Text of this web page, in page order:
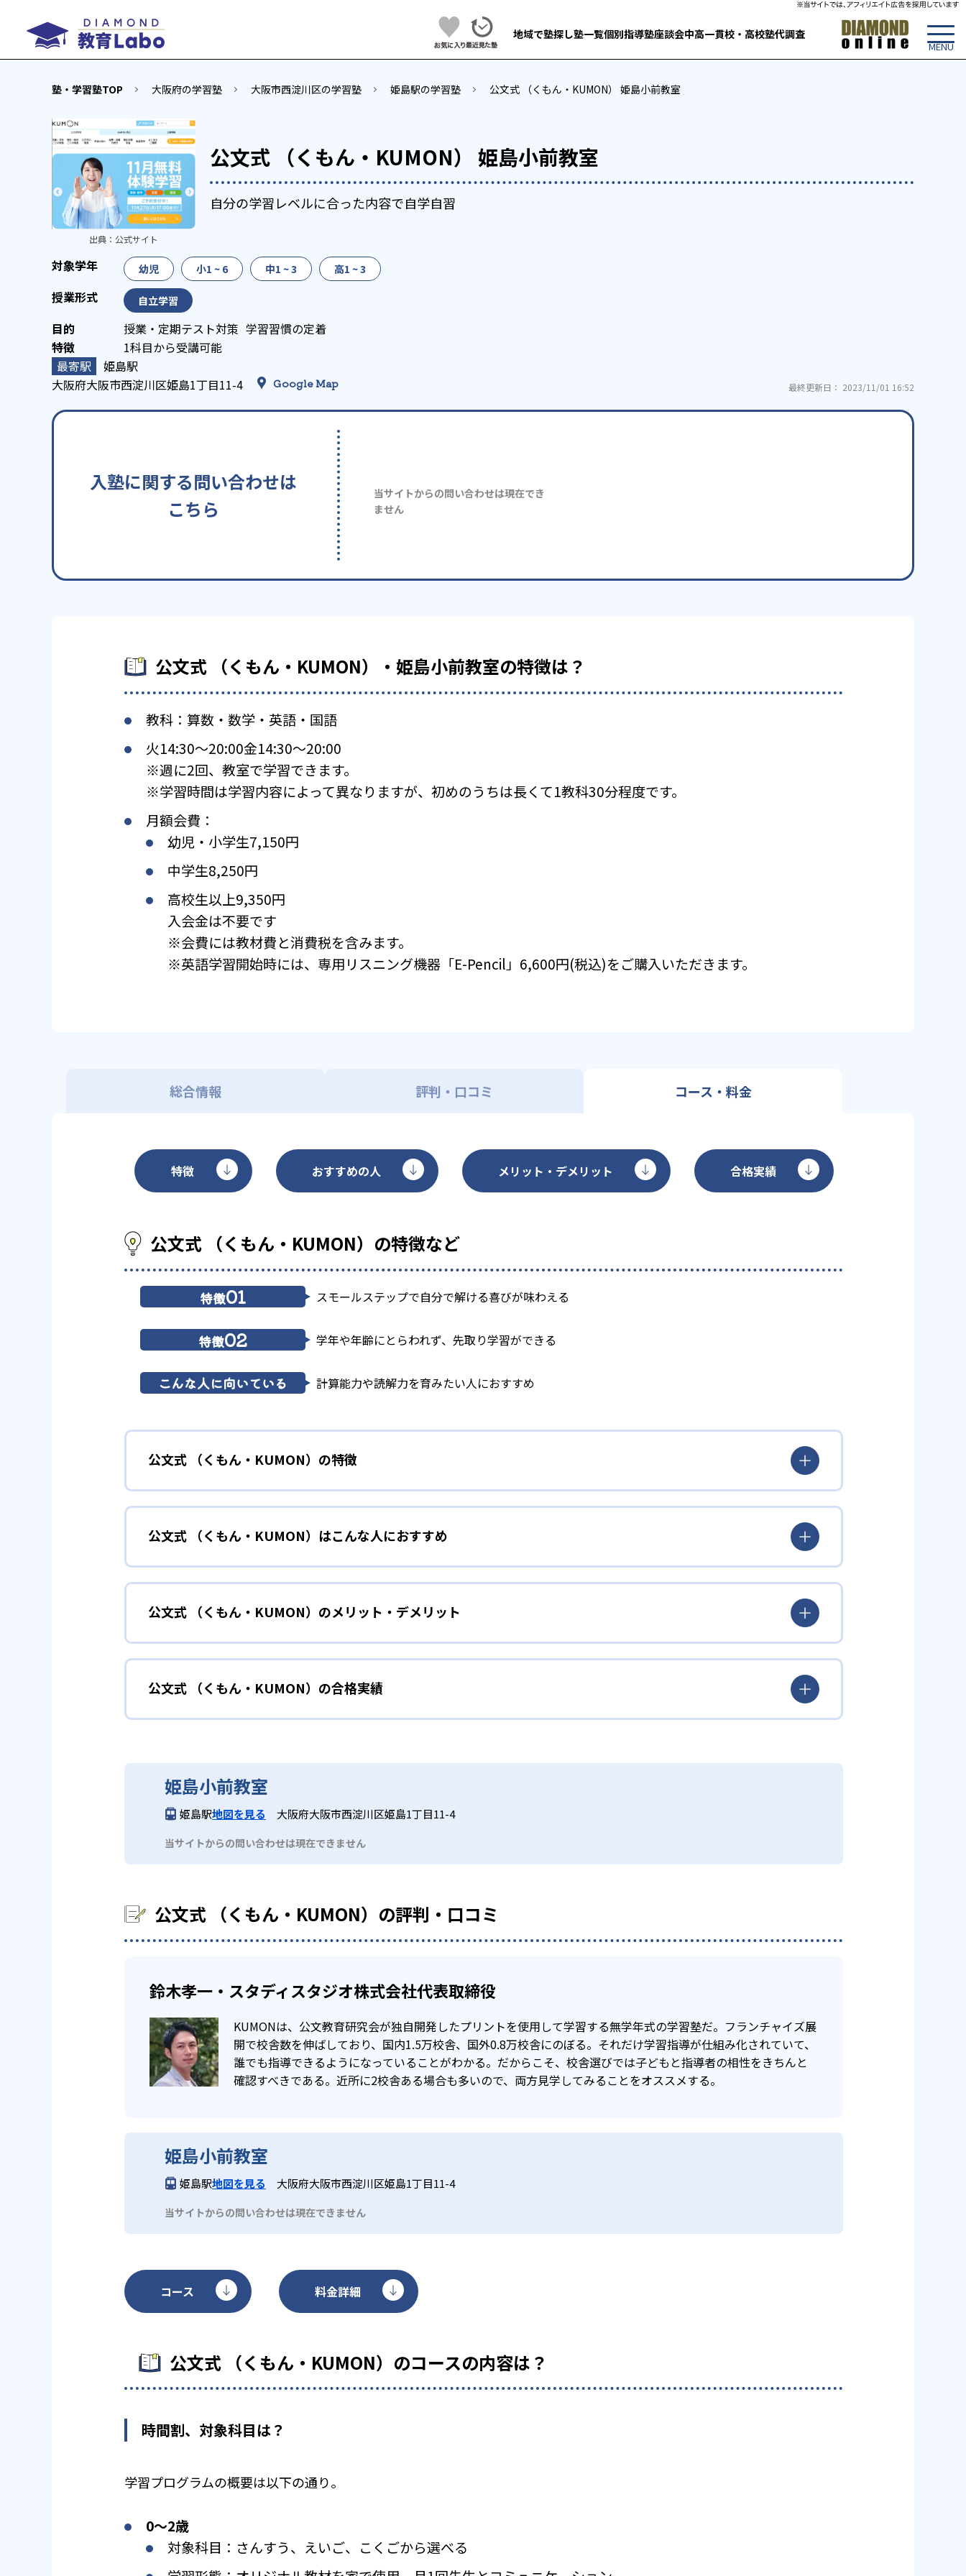
地域で塾探し塾一覧個別指導塾座談会中高一貫校・高校塾代調査
塾・学習塾TOP 大阪府の学習塾 大阪市西淀川区の学習塾 姫島駅の学習塾 公文式 （くもん・KUMON） 姫島小前教室
公文式 （くもん・KUMON） 姫島小前教室
自分の学習レベルに合った内容で自学自習
出典： 公式サイト
幼児 小1 ~ 6 中1 ~ 3 高1 ~ 3
自立学習
授業・定期テスト対策 学習習慣の定着
1科目から受講可能
姫島駅
大阪府大阪市西淀川区姫島1丁目11-4
Google Map 最終更新日： 2023/11/01 16:52
入塾に関する問い合わせは
こちら
当サイトからの問い合わせは現在でき
ません
公文式 （くもん・KUMON）・姫島小前教室の特徴は？
教科：算数・数学・英語・国語
火14:30〜20:00金14:30〜20:00
※週に2回、教室で学習できます。
※学習時間は学習内容によって異なりますが、初めのうちは長くて1教科30分程度です。
月額会費：
幼児・小学生7,150円
中学生8,250円
高校生以上9,350円
入会金は不要です
※会費には教材費と消費税を含みます。
※英語学習開始時には、専用リスニング機器「E-Pencil」6,600円(税込)をご購入いただきます。
総合情報 評判・口コミ コース・料金
特徴 おすすめの人 メリット・デメリット 合格実績
公文式 （くもん・KUMON）の特徴など
特徴01 スモールステップで自分で解ける喜びが味わえる
特徴02 学年や年齢にとらわれず、先取り学習ができる
こんな人に向いている 計算能力や読解力を育みたい人におすすめ
公文式 （くもん・KUMON）の特徴
01 無学年式の学力別学習
KUMONでは、年齢や学年にとらわれずに、一人ひとりの学力に応じたレベルから学習を始めている。
確実に100点が取れるレベルから少しずつ難易度を上げていくことで子どもたちは多くの成功体験を積み、学習する楽しさを経験
できる。
02 自学自習スタイル
KUMONの教材は、簡単な問題から高度な問題へと、スモールステップで進んでいけるよう工夫されている。このスタイルは子ど
時期から高校教材に進む生徒もいる。
03 フレキシブルな受講スタイル
KUMONでは、教室が開いている時間内であれば、何曜日にでも週2回受講できる。そのため、部活や他の習い事で忙しい中高生に
も通室しやすい。また、教室によっては自宅からのオンライン受講と通室を組み合わせることも可能だ。
公文式 （くもん・KUMON）はこんな人におすすめ
小学校に入る準備をしたい幼児向け
KUMONでは細かいステップに分かれた教材で、わかる楽しさを経験しながら無理なく力を高めていける。
性格や学習への取り組み姿勢に合わせて内容も調整するため、小学校に入ってもつまずきにくい学力を身につけられるだろう。
KUMONでは経験豊富な先生が、子どものやる気を引き出せるよう適切なヒントを与えたり、声かけをしたりしている。苦手な科
目でも自分で解けた達成感を味わうことで、少しずつ苦手意識を克服できるだろう。
中学生・高校生 部活や習い事と両立したい生徒向け
KUMONでは、一人ひとりの学習状況やスケジュールに合わせて、きめ細やかにカリキュラムを調整している。
宿題の量や進め方に関しては、いつでも気軽に相談可能だ。
公文式 （くもん・KUMON）のメリット・デメリット
どんなメリットがある？
KUMONでは自学自習スタイルで勉強するため、集中力や目標に向かって頑張りやり抜く力を育むことができる。また、年齢や学
年にとらわれずに自分の学力に相応したレベルから学習できるため、難しすぎてやる気を損ねたり、簡単すぎて退屈することもな
い。
どんなデメリットがある？
KUMONでは、中高生のクラスでも数学・英語・国語の3教科に限られるため、その他の教科に関しては他塾を検討する必要がある
だろう。
公文式 （くもん・KUMON）の合格実績
KUMONは、公式サイトでは合格実績は公開していない。志望校への実績があるかどうかは、通う予定の教室に問い合わせたい。
姫島小前教室
姫島駅地図を見る 大阪府大阪市西淀川区姫島1丁目11-4
当サイトからの問い合わせは現在できません
公文式 （くもん・KUMON）の評判・口コミ
鈴木孝一・スタディスタジオ株式会社代表取締役
KUMONは、公文教育研究会が独自開発したプリントを使用して学習する無学年式の学習塾だ。フランチャイズ展
開で校舎数を伸ばしており、国内1.5万校舎、国外0.8万校舎にのぼる。それだけ学習指導が仕組み化されていて、
誰でも指導できるようになっていることがわかる。だからこそ、校舎選びでは子どもと指導者の相性をきちんと
確認すべきである。近所に2校舎ある場合も多いので、両方見学してみることをオススメする。
姫島小前教室
姫島駅地図を見る 大阪府大阪市西淀川区姫島1丁目11-4
当サイトからの問い合わせは現在できません
コース 料金詳細
公文式 （くもん・KUMON）のコースの内容は？
時間割、対象科目は？
学習プログラムの概要は以下の通り。
0〜2歳
対象科目：さんすう、えいご、こくごから選べる